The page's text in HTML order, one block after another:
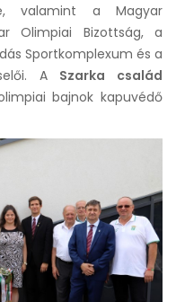
valamint a Magyar
Olimpiai Bizottság, a
Sportkomplexum és a
A Szarka család
bajnok kapuvédő